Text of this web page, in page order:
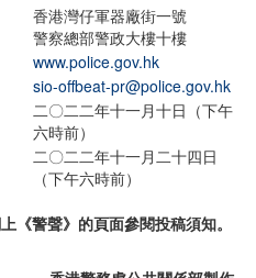
香港灣仔軍器廠街一號
警察總部警政大樓十樓
www.police.gov.hk
sio-offbeat-pr@police.gov.hk
二〇二二年十一月十日（下午
六時前）
二〇二二年十一月二十四日
（下午六時前）
《警聲》的頁面參閱投稿須知。